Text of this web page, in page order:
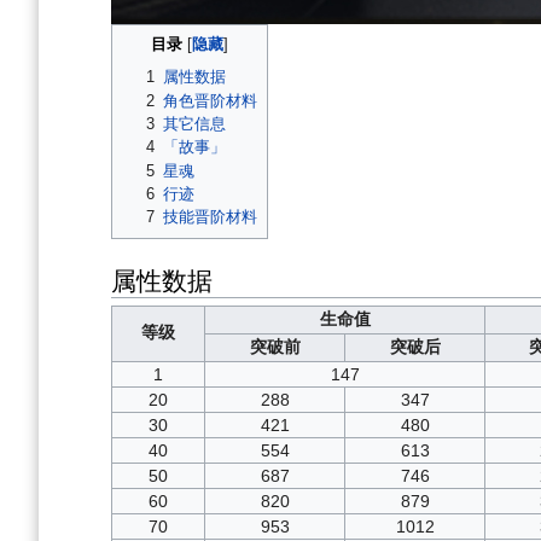
目录
1 属性数据
2 角色晋阶材料
3 其它信息
4
「故事」
5 星魂
6 行迹
7 技能晋阶材料
属性数据
等级
生命值
突破前
突破后
1
147
20
288 347
30
421 480
40
554 613
50
687 746
60
820 879
70
953 1012